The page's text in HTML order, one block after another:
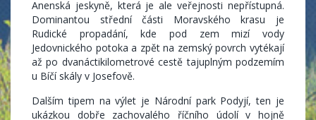
Anenská jeskyně, která je ale veřejnosti nepřístupná.
Dominantou střední části Moravského krasu je
Rudické propadání, kde pod zem mizí vody
Jedovnického potoka a zpět na zemský povrch vytékají
až po dvanáctikilometrové cestě tajuplným podzemím
u Bíčí skály v Josefově.
Dalším tipem na výlet je Národní park Podyjí, ten je
ukázkou dobře zachovalého říčního údolí v hojně